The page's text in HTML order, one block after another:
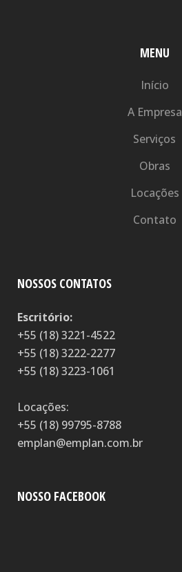
MENU
Início
A Empresa
Serviços
Obras
Locações
Contato
NOSSOS CONTATOS
Escritório:
+55 (18) 3221-4522
+55 (18) 3222-2277
+55 (18) 3223-1061
Locações:
+55 (18) 99795-8788
emplan@emplan.com.br
NOSSO FACEBOOK